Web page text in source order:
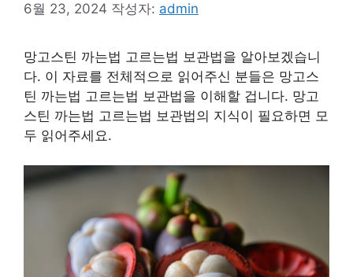
6월 23, 2024 작성자: admin
망고스틴 까는법 고르는법 보관법을 알아보겠습니
다. 이 자료를 전체적으로 읽어주신 분들은 망고스
틴 까는법 고르는법 보관법을 이해할 겁니다. 망고
스틴 까는법 고르는법 보관법의 지식이 필요하면 모
두 읽어주세요.